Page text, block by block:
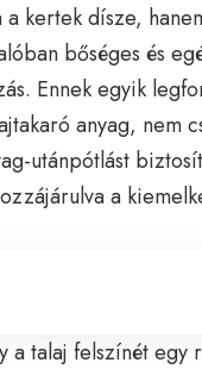
kertek dísze,
bőséges és
Ennek egyik
anyag, nem
utánpótlást
a
a talaj felszínét egy